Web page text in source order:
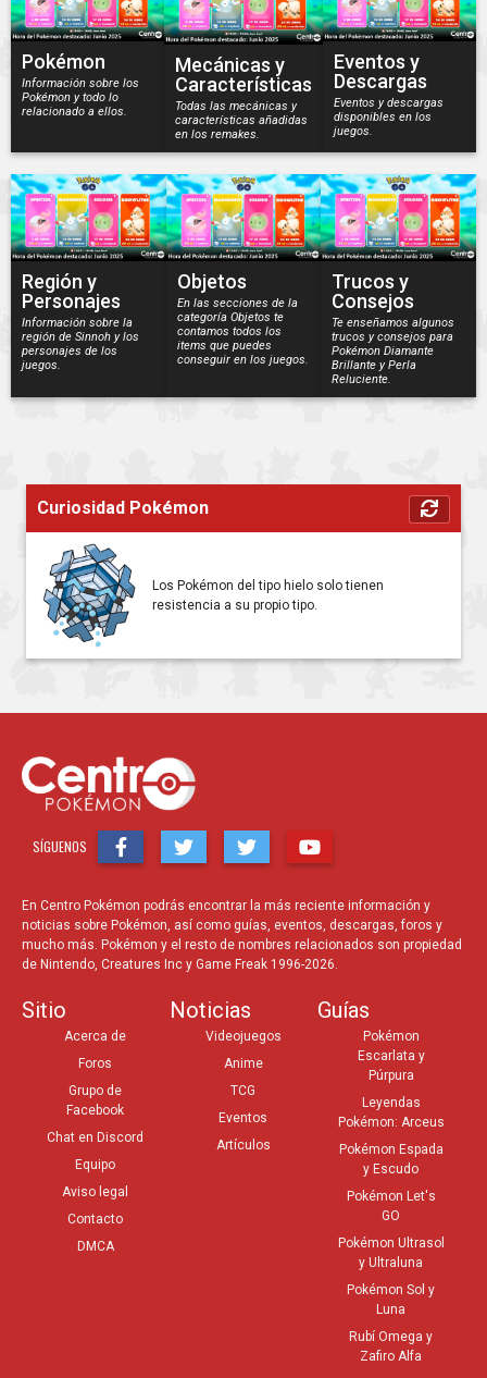
Pokémon
Información sobre los
Pokémon y todo lo
relacionado a ellos.
Mecánicas y
Características
Todas las mecánicas y
características añadidas
en los remakes.
Eventos y
Descargas
Eventos y descargas
disponibles en los
juegos.
Región y
Personajes
Información sobre la
región de Sinnoh y los
personajes de los
juegos.
Objetos
En las secciones de la
categoría Objetos te
contamos todos los
items que puedes
conseguir en los juegos.
Trucos y
Consejos
Te enseñamos algunos
trucos y consejos para
Pokémon Diamante
Brillante y Perla
Reluciente.
Curiosidad Pokémon
Los Pokémon del tipo hielo solo tienen
resistencia a su propio tipo.
SÍGUENOS
En Centro Pokémon podrás encontrar la más reciente información y
noticias sobre Pokémon, así como guías, eventos, descargas, foros y
mucho más. Pokémon y el resto de nombres relacionados son propiedad
de Nintendo, Creatures Inc y Game Freak 1996-2026.
Sitio
Acerca de
Foros
Grupo de
Facebook
Chat en Discord
Equipo
Aviso legal
Contacto
DMCA
Noticias
Videojuegos
Anime
TCG
Eventos
Artículos
Guías
Pokémon
Escarlata y
Púrpura
Leyendas
Pokémon: Arceus
Pokémon Espada
y Escudo
Pokémon Let's
GO
Pokémon Ultrasol
y Ultraluna
Pokémon Sol y
Luna
Rubí Omega y
Zafiro Alfa